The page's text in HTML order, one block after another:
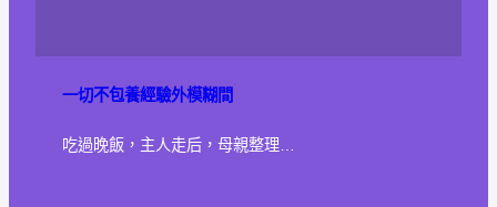
一切不包養經驗外模糊間
吃過晚飯，主人走后，母親整理…